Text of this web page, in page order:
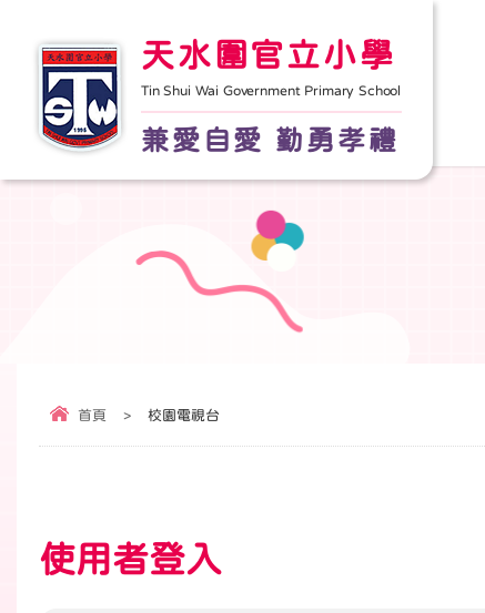
天水圍官立小學
Tin Shui Wai Government Primary School
兼愛自愛 勤勇孝禮
首頁 > 校園電視台
使用者登入